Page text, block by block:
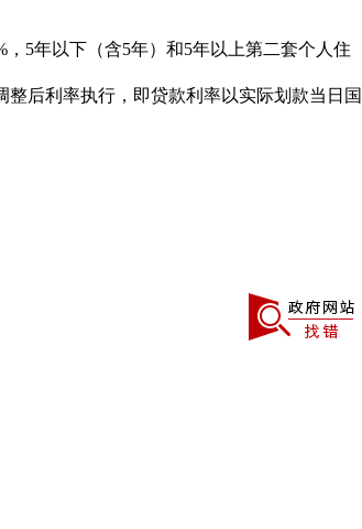
5年以下（含5年）和5年以上第二套个人住
整后利率执行，即贷款利率以实际划款当日国